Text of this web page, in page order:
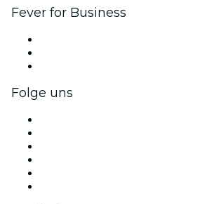
Fever for Business
Folge uns